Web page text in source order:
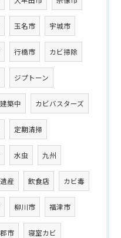
玉名市 宇城市
行橋市 カビ掃除
ジプトーン
建築中 カビバスターズ
定期清掃
水虫 九州
産 飲食店 カビ毒
柳川市 福津市
市 寝室カビ